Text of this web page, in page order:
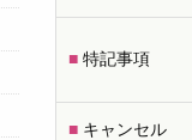
■ 特記事項
■ キャンセル